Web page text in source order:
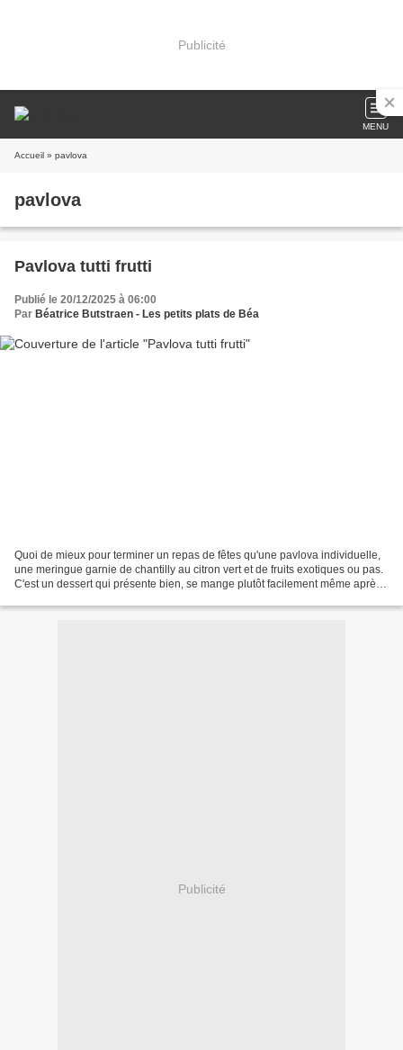
Publicité
MENU
Accueil » pavlova
pavlova
Pavlova tutti frutti
Publié le 20/12/2025 à 06:00
Par Béatrice Butstraen - Les petits plats de Béa
Quoi de mieux pour terminer un repas de fêtes qu'une pavlova individuelle,
une meringue garnie de chantilly au citron vert et de fruits exotiques ou pas.
C'est un dessert qui présente bien, se mange plutôt facilement même après
Publicité